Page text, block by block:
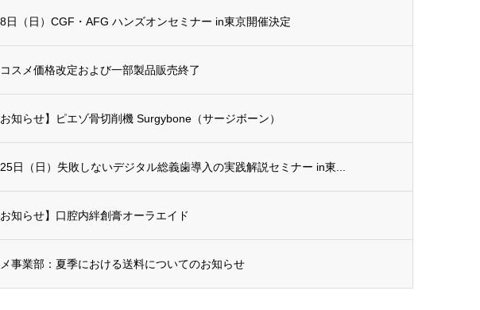
日（日）CGF・AFG ハンズオンセミナー in東京開催決定
コスメ価格改定および一部製品販売終了
お知らせ】ピエゾ骨切削機 Surgybone（サージボーン）
日（日）失敗しないデジタル総義歯導入の実践解説セミナー in東...
お知らせ】口腔内絆創膏オーラエイド
メ事業部：夏季における送料についてのお知らせ